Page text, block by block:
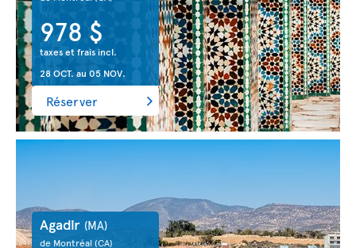
978 $
taxes et frais incl.
28 OCT. au 05 NOV.
Réserver
Agadir (MA)
de Montréal(CA)